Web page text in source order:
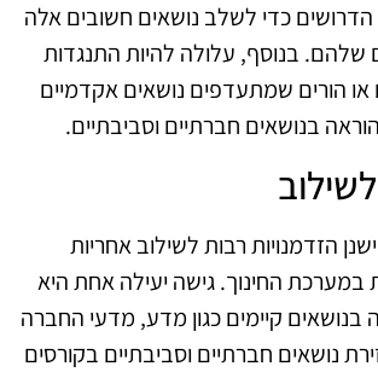
הדרושים כדי לשלב נושאים חשובים אלה
שלהם. בנוסף, עלולה להיות התנגדות
הורים שמתעדפים נושאים אקדמיים
בנושאים חברתיים וסביבתיים.
הזדמנויות רבות לשילוב אחריות
במערכת החינוך. גישה יעילה אחת היא
קיימים כגון מדע, מדעי החברה
נושאים חברתיים וסביבתיים בקורסים